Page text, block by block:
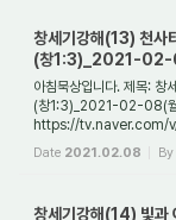
창세기강해(13) 천사
(창1:3)_2021-02-
아침묵상입니다. 제목: 창
(창1:3)_2021-02-08(
https://tv.naver.com/v/
창조하셨는가? 태초에 하
Date 2021.02.08 By
창세기강해(14) 빛